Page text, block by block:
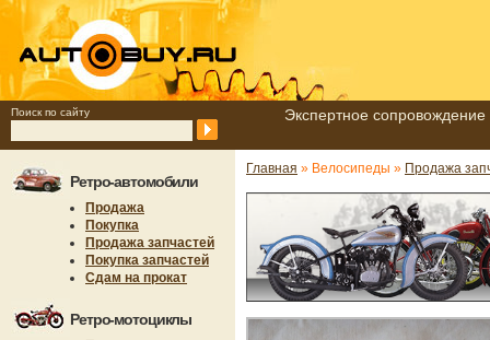
Поиск по сайту Экспертное
Ретро-автомобили
Продажа
Покупка
Продажа запчастей
Покупка запчастей
Сдам на прокат
Ретро-мотоциклы
Главная » Велосипеды » Продажа